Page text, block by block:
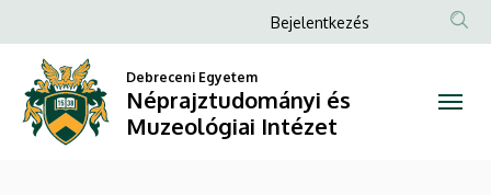
intézet
nemzetközi
kapcsolatai
a
tartalomra
Anonim
fiók
menüje
Bejelentkezés
Debreceni Egyetem
Néprajztudományi és
Muzeológiai Intézet